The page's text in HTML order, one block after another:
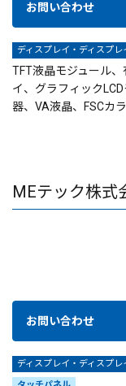
お問い合わせ
ディスプレイ・ディスプレ
TFT液晶モジュール
イ、グラフィック
器、VA液晶、FSCカ
MEテック株式
お問い合わせ
ディスプレイ・ディスプレ